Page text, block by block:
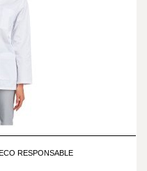
RESPONSABLE